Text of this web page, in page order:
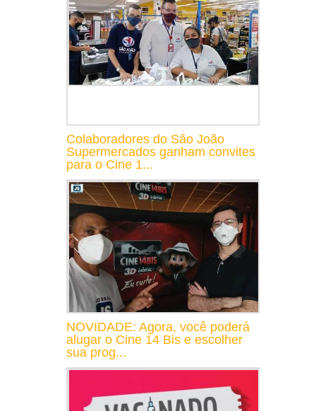
Colaboradores do São João
Supermercados ganham convites
para o Cine 1...
NOVIDADE: Agora, você poderá
alugar o Cine 14 Bis e escolher
sua prog...